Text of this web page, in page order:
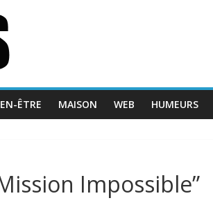
ÊTRE MAISON WEB HUMEURS
Impossible”